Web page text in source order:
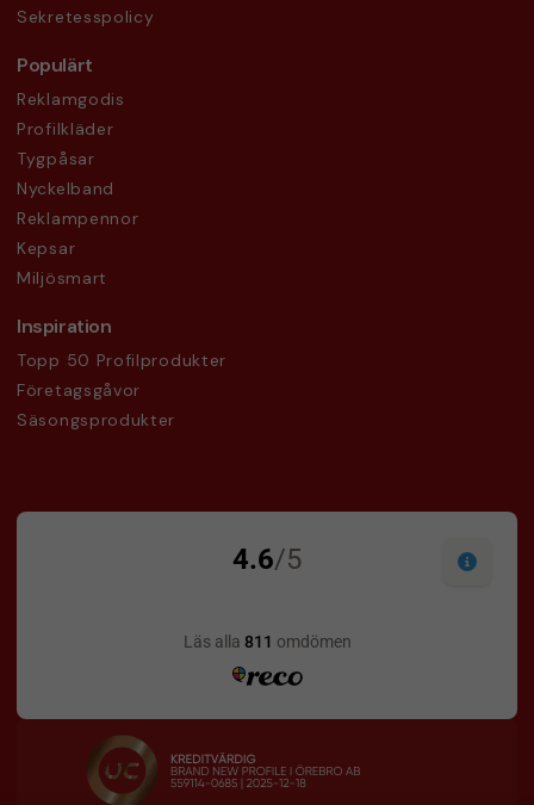
Sekretesspolicy
Populärt
Reklamgodis
Profilkläder
Tygpåsar
Nyckelband
Reklampennor
Kepsar
Miljösmart
Inspiration
Topp 50 Profilprodukter
Företagsgåvor
Säsongsprodukter